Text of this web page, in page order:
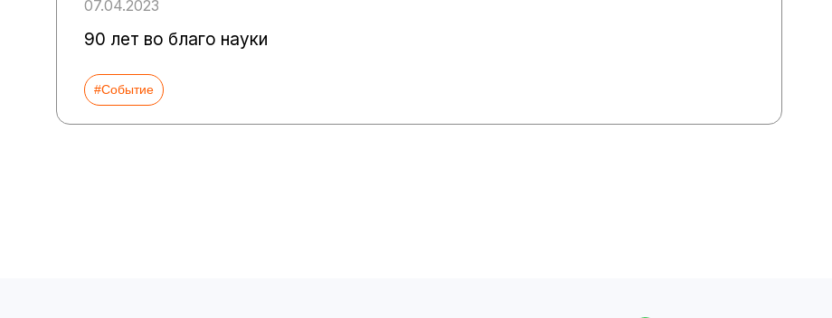
07.04.2023
90 лет во благо науки
#Событие